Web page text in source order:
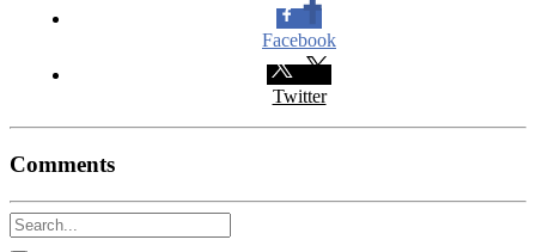
Facebook
Twitter
Comments